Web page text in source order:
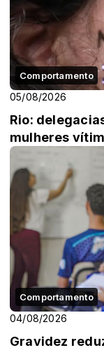
Comportamento
05/08/2026
Rio:
mulheres
Comportamento
04/08/2026
Gravidez